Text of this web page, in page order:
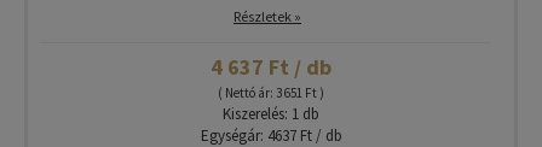
Részletek »
4 637 Ft / db
( Nettó ár: 3 651 Ft )
Kiszerelés: 1 db
Egységár: 4637 Ft / db